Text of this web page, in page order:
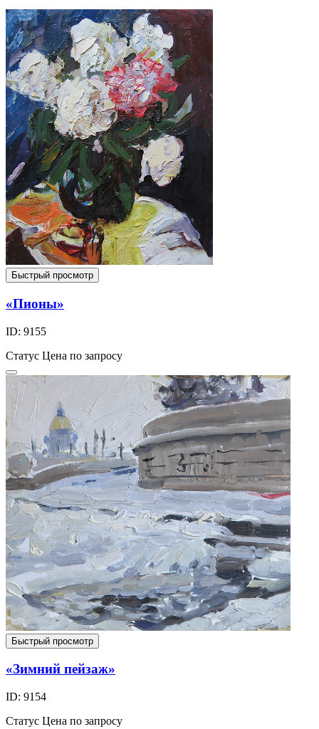
Быстрый просмотр
«Пионы»
ID: 9155
Статус Цена по запросу
Быстрый просмотр
«Зимний пейзаж»
ID: 9154
Статус Цена по запросу